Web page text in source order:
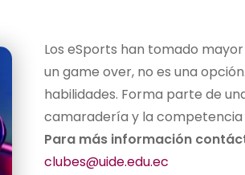
Los eSports han tomado
un game over, no es una
habilidades. Forma parte de
camaradería y la
Para más información
clubes@uide.edu.ec